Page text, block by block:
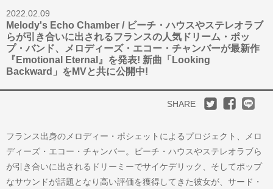
2022.02.09
Melody's Echo Chamber / ビーチ・ハウスやステレオラブ
らが引き合いに出されるフランスの人気ドリーム・ポッ
プ・バンド、メロディーズ・エコー・チャンバーが最新作
『Emotional Eternal』を発表! 新曲「Looking
Backward」をMVと共に公開中!
SHARE
フランス出身のメロディー・ポシェットによるプロジェクト、メロ
ディーズ・エコー・チャンバー。ビーチ・ハウスやステレオラブら
が引き合いに出されるドリーミーでサイケデリック、そしてポップ
なサウンドが話題となり高い評価を獲得してきた彼女が、サード・